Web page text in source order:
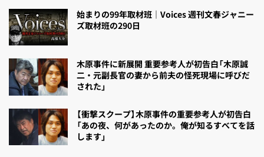
始まりの99年取材班｜Voices 週刊文春ジャニー
ズ取材班の290日
木原事件に新展開 重要参考人が初告白「木原誠
二・元副長官の妻から前夫の怪死現場に呼びだ
された」
【衝撃スクープ】木原事件の重要参考人が初告白
「あの夜、何があったのか。俺が知るすべてを話
します」